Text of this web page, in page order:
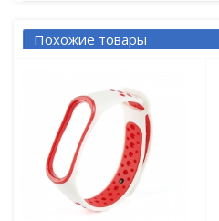
Похожие товары